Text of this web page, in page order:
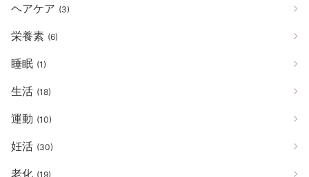
ヘアケア (3)
栄養素 (6)
睡眠 (1)
生活 (18)
運動 (10)
妊活 (30)
老化 (19)